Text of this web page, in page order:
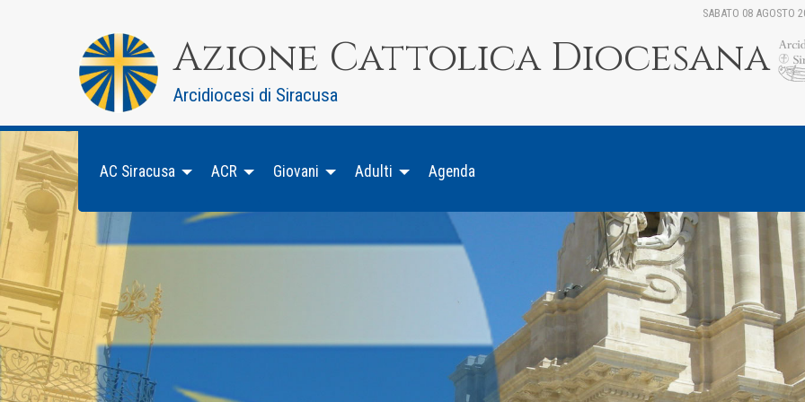
SABATO 08 AGOSTO
Azione Cattolica Diocesana
Arcidiocesi di Siracusa
AC Siracusa ACR Giovani Adulti Agenda